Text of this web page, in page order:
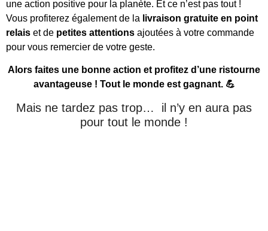
une action positive pour la planète. Et ce n’est pas tout !
Vous profiterez également de la livraison gratuite en point
relais et de petites attentions ajoutées à votre commande
pour vous remercier de votre geste.
Alors faites une bonne action et profitez d’une ristourne
avantageuse ! Tout le monde est gagnant. 💪
Mais ne tardez pas trop… il n’y en aura pas
pour tout le monde !